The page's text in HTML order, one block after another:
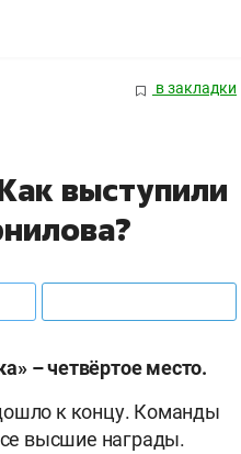
в закладки
выступили
– четвёртое место.
к концу. Команды
высшие награды.